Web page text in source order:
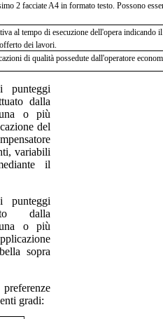
2 facciate A4 in formato testo. Possono
al tempo di esecuzione dell'opera
dei lavori.
di qualità possedute dall'operatore
punteggi
dalla
o più
del
variabili
il
punteggi
dalla
o più
sopra
gradi: